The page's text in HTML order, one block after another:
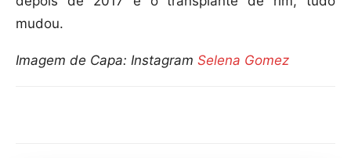
mudou.
Imagem de Capa: Instagram Selena Gomez